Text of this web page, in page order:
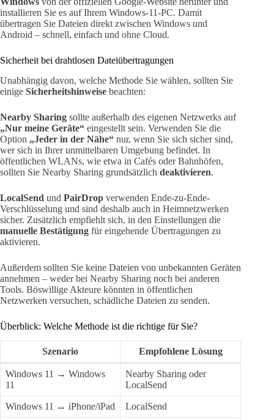
installieren Sie es auf Ihrem Windows-11-PC. Damit
übertragen Sie Dateien direkt zwischen Windows und
Android – schnell, einfach und ohne Cloud.
Sicherheit bei drahtlosen Dateiübertragungen
Unabhängig davon, welche Methode Sie wählen, sollten Sie
einige Sicherheitshinweise beachten:
Nearby Sharing sollte außerhalb des eigenen Netzwerks auf
„Nur meine Geräte“ eingestellt sein. Verwenden Sie die
Option „Jeder in der Nähe“ nur, wenn Sie sich sicher sind,
wer sich in Ihrer unmittelbaren Umgebung befindet. In
öffentlichen WLANs, wie etwa in Cafés oder Bahnhöfen,
sollten Sie Nearby Sharing grundsätzlich deaktivieren.
LocalSend und PairDrop verwenden Ende-zu-Ende-
Verschlüsselung und sind deshalb auch in Heimnetzwerken
sicher. Zusätzlich empfiehlt sich, in den Einstellungen die
manuelle Bestätigung für eingehende Übertragungen zu
aktivieren.
Außerdem sollten Sie keine Dateien von unbekannten Geräten
annehmen – weder bei Nearby Sharing noch bei anderen
Tools. Böswillige Akteure könnten in öffentlichen
Netzwerken versuchen, schädliche Dateien zu senden.
Überblick: Welche Methode ist die richtige für Sie?
Szenario Empfohlene Lösung
Windows 11 → Windows
11
Nearby Sharing oder
LocalSend
Windows 11 ↔ iPhone/iPad LocalSend